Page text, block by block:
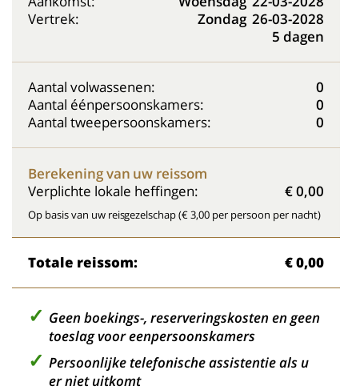
Vertrek:
Zondag 26-03-2028
5 dagen
Aantal volwassenen:
0
Aantal éénpersoonskamers:
0
Aantal tweepersoonskamers:
0
Berekening van uw reissom
Verplichte lokale heffingen:
€ 0,00
Op basis van uw reisgezelschap (€ 3,00 per persoon per nacht)
Totale reissom: € 0,00
Geen boekings-, reserveringskosten en geen
toeslag voor eenpersoonskamers
Persoonlijke telefonische assistentie als u
er niet uitkomt